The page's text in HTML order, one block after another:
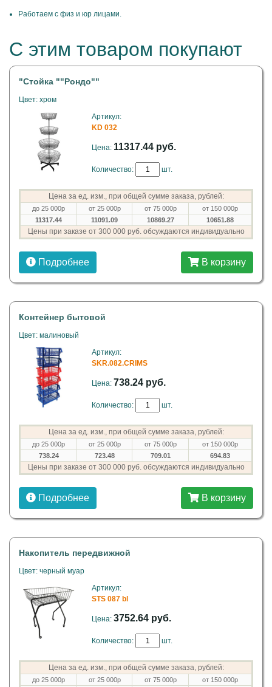
Работаем с физ и юр лицами.
С этим товаром покупают
"Стойка ""Рондо""
Цвет: хром
Артикул:
KD 032
Цена: 11317.44 руб.
Количество: шт.
Цена за ед. изм., при общей сумме заказа, рублей:
до 25 000р от 25 000р от 75 000р
от 150 000р
11317.44
11091.09 10869.27 10651.88
Цены при заказе от 300 000 руб. обсуждаются индивидуально
Подробнее В корзину
Контейнер бытовой
Цвет: малиновый
Артикул:
SKR.082.CRIMS
Цена: 738.24 руб.
Количество: шт.
Цена за ед. изм., при общей сумме заказа, рублей:
до 25 000р от 25 000р от 75 000р
от 150 000р
738.24
723.48 709.01 694.83
Цены при заказе от 300 000 руб. обсуждаются индивидуально
Подробнее В корзину
Накопитель передвижной
Цвет: черный муар
Артикул:
STS 087 bl
Цена: 3752.64 руб.
Количество: шт.
Цена за ед. изм., при общей сумме заказа, рублей:
до 25 000р от 25 000р от 75 000р
от 150 000р